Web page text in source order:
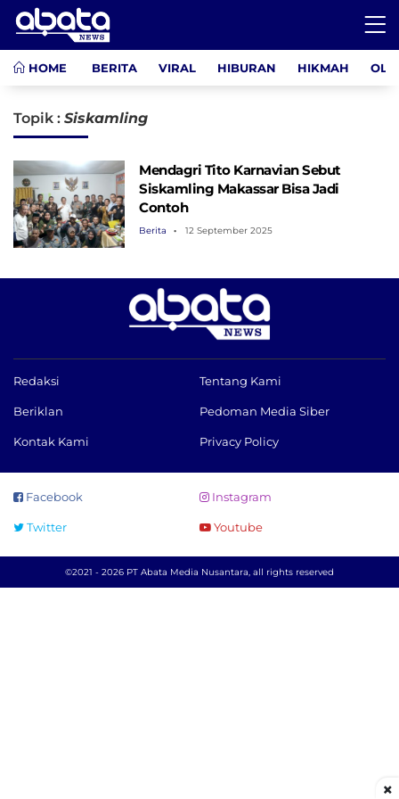
HOME BERITA VIRAL HIBURAN HIKMAH
Topik : Siskamling
Mendagri Tito Karnavian Sebut
Siskamling Makassar Bisa Jadi
Contoh
Berita 12 September 2025
Redaksi Tentang Kami
Beriklan Pedoman Media Siber
Kontak Kami Privacy Policy
Facebook Instagram
Twitter Youtube
©2021 - 2026 PT Abata Media Nusantara, all rights reserved
×